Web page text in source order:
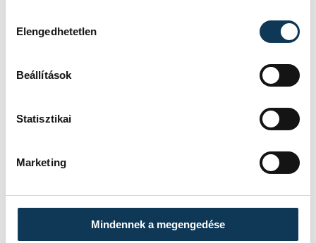
Elengedhetetlen
Beállítások
Statisztikai
Marketing
Mindennek a megengedése